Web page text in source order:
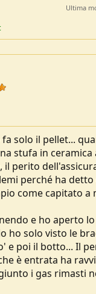
Ultima
solo il pellet...
stufa in ceramica
il perito
perché ha detto
come capitato a
e ho aperto
ho solo visto le
e poi il botto... Il
è entrata ha
i gas rimasti